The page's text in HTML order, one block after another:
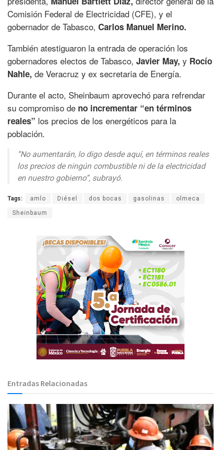
Comisión Federal de Electricidad (CFE), y el
gobernador de Tabasco, Carlos Manuel Merino.
También atestiguaron la entrada de operación los
gobernadores electos de Tabasco, Javier May, y Rocío
Nahle, de Veracruz y ex secretaria de Energía.
Durante el acto, Sheinbaum aprovechó para refrendar
su compromiso de no incrementar “en términos
reales” los precios de los energéticos para la
población.
“No aumentarán, lo digo desde aquí, en términos reales
los precios de ningún combustible ni de la electricidad
en nuestro gobierno”, subrayó.
Tags: amlo Diésel dos bocas gasolinas olmeca
Sheinbaum
Entradas Relacionadas